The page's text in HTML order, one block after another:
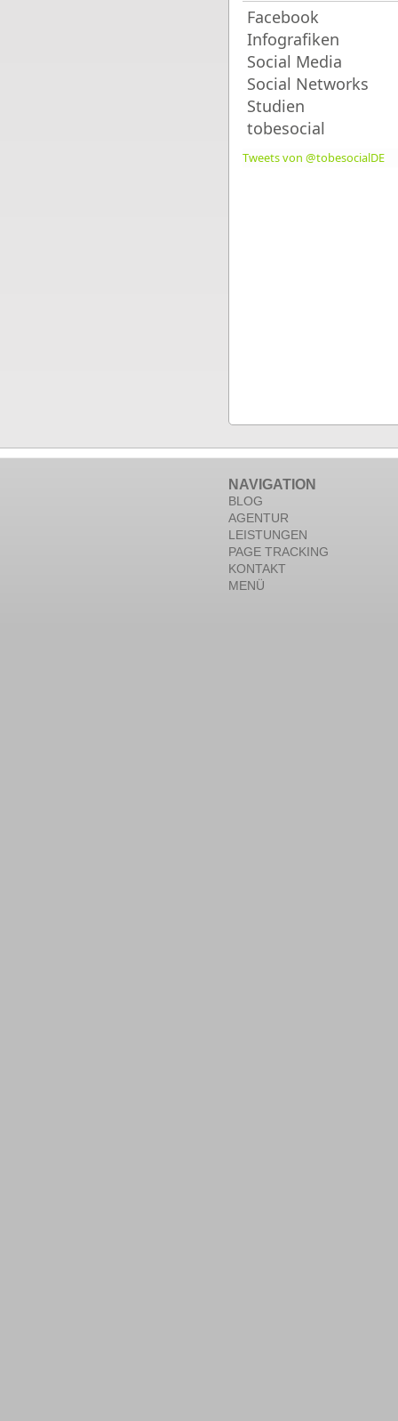
Facebook
Infografiken
Social Media
Social Networks
Studien
tobesocial
Tweets von @tobesocialDE
NAVIGATION
BLOG
AGENTUR
LEISTUNGEN
PAGE TRACKING
KONTAKT
MENÜ